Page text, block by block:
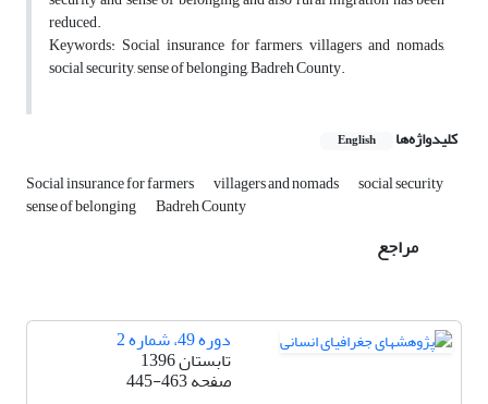
reduced.
Keywords: Social insurance for farmers, villagers and nomads,
social security, sense of belonging, Badreh County.
کلیدواژه‌ها English
Social insurance for farmers villagers and nomads social security
sense of belonging Badreh County
مراجع
دوره 49، شماره 2
تابستان 1396
صفحه445-463